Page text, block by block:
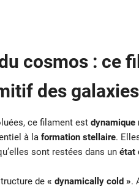
cosmos : ce
des galaxies
ce filament est dynamique
à la formation stellaire.
sont restées dans un état
de « dynamically cold ».